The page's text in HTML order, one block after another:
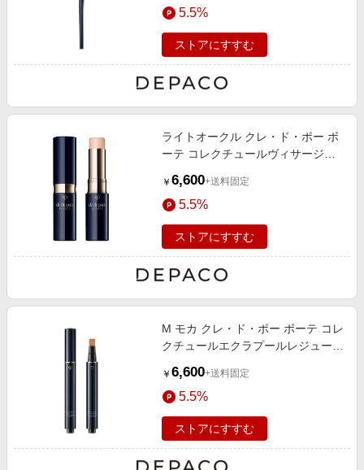
デジタルコンテンツ
ビジネス・その他サービス
Samsung ボーナスキャンペーン
週末の高還元 夏の長期版
5.5%
ストアにすすむ
ライトオークル クレ・ド・ポー ボ
ーテ コレクチュールヴィサージュ
￥ 6,600+送料固定
5.5%
ストアにすすむ
M モカ クレ・ド・ポー ボーテ コレ
クチュールエクラプールレジュー
￥ 6,600+送料固定
5.5%
ストアにすすむ